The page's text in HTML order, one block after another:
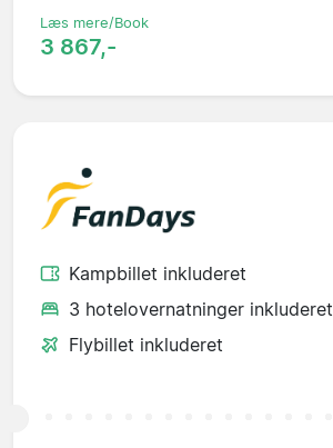
Læs mere/Book
3 867,-
Kampbillet inkluderet
3 hotelovernatninger inkluderet
Flybillet inkluderet